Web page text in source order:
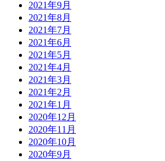
2021年9月
2021年8月
2021年7月
2021年6月
2021年5月
2021年4月
2021年3月
2021年2月
2021年1月
2020年12月
2020年11月
2020年10月
2020年9月